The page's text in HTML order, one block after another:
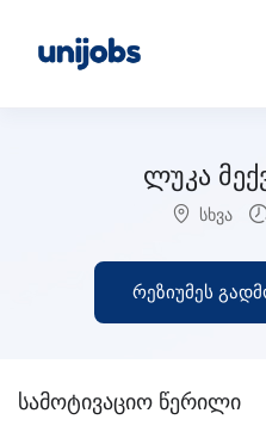
ლუკა
სხვა
რეზიუმეს
სამოტივაციო წერილი